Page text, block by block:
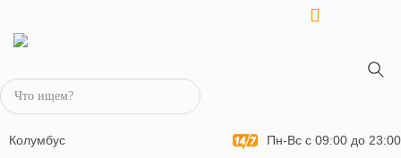
Колумбус Пн-Вс с 09:00 до 23:00